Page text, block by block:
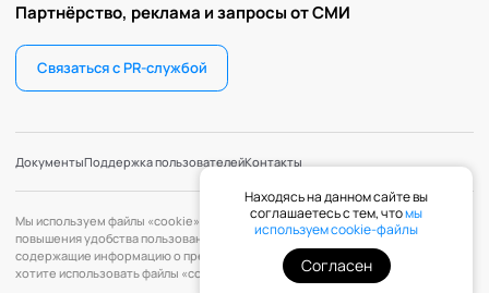
Партнёрство, реклама и запросы от СМИ
Связаться с PR-службой
ДокументыПоддержка пользователейКонтакты
Мы используем файлы «cookie» с целью персонализации сервисов и
повышения удобства пользования веб-сайтом. «Cookie» — файлы,
содержащие информацию о предыдущих посещениях веб-сайта. Если вы не
хотите использовать файлы «cookie», измените настройки браузера.
Находясь на данном сайте вы
соглашаетесь с тем, чтомы
используем cookie-файлы
Согласен